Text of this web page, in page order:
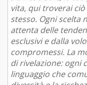
vita, qui troverai
stesso. Ogni scelta
attenta delle
esclusivi e dalla
compromessi. La
di rivelazione: ogni
linguaggio che